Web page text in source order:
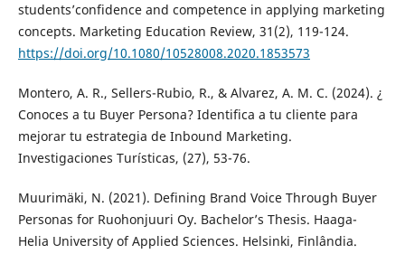
students’confidence and competence in applying marketing
concepts. Marketing Education Review, 31(2), 119-124.
https://doi.org/10.1080/10528008.2020.1853573
Montero, A. R., Sellers-Rubio, R., & Alvarez, A. M. C. (2024). ¿
Conoces a tu Buyer Persona? Identifica a tu cliente para
mejorar tu estrategia de Inbound Marketing.
Investigaciones Turísticas, (27), 53-76.
Muurimäki, N. (2021). Defining Brand Voice Through Buyer
Personas for Ruohonjuuri Oy. Bachelor’s Thesis. Haaga-
Helia University of Applied Sciences. Helsinki, Finlândia.